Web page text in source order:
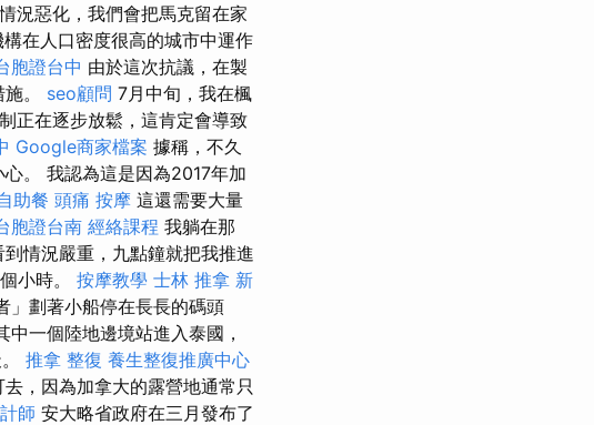
況惡化，我們會把馬克留在家
在人口密度很高的城市中運作
胞證台中 由於這次抗議，在製
。 seo顧問 7月中旬，我在楓
正在逐步放鬆，這肯定會導致
Google商家檔案 據稱，不久
。 我認為這是因為2017年加
助餐 頭痛 按摩 這還需要大量
胞證台南 經絡課程 我躺在那
情況嚴重，九點鐘就把我推進
小時。 按摩教學 士林 推拿 新
」劃著小船停在長長的碼頭
一個陸地邊境站進入泰國，
推拿 整復 養生整復推廣中心
，因為加拿大的露營地通常只
師 安大略省政府在三月發布了